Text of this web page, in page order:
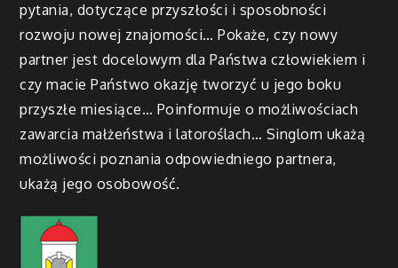
pytania, dotyczące przyszłości i sposobności
rozwoju nowej znajomości… Pokaże, czy nowy
partner jest docelowym dla Państwa człowiekiem i
czy macie Państwo okazję tworzyć u jego boku
przyszłe miesiące… Poinformuje o możliwościach
zawarcia małżeństwa i latoroślach… Singlom ukażą
możliwości poznania odpowiedniego partnera,
ukażą jego osobowość.